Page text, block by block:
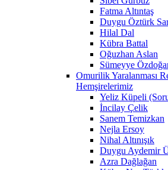
Fatma Altıntaş
Duygu Öztürk
Hilal Dal
Kübra Battal
Oğuzhan Aslan
Sümeyye
Omurilik Yaralanması
Hemşirelerimiz
Yeliz Küpeli
İncilay Çelik
Sanem Temizkan
Nejla Ersoy
Nihal Altınışık
Duygu Aydemir
Azra Dağlağan